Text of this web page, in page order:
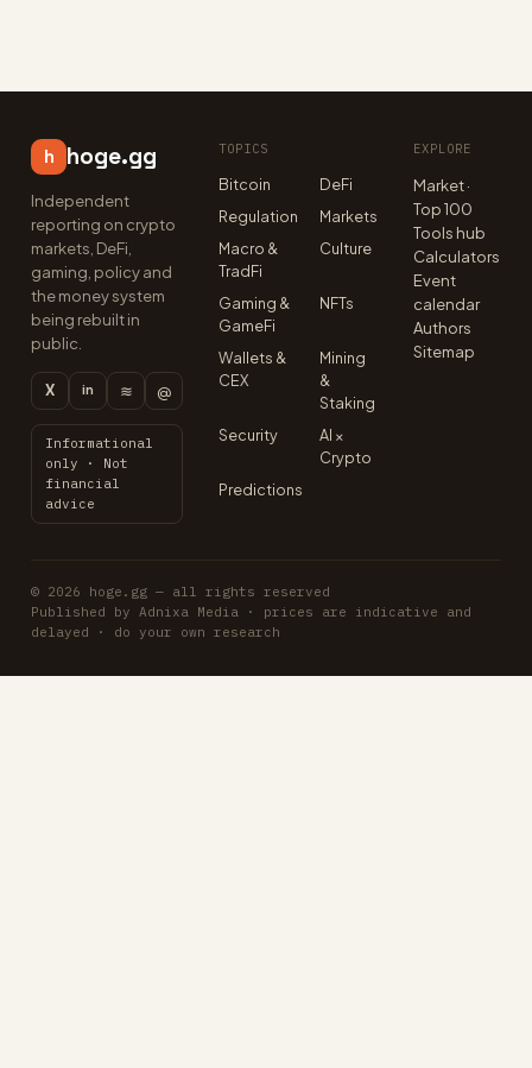
h hoge.gg
Independent
reporting on crypto
markets, DeFi,
gaming, policy and
the money system
being rebuilt in
public.
X in ≋ @
Informational
only · Not
financial
advice
TOPICS
Bitcoin
DeFi
Regulation
Markets
Macro &
TradFi
Culture
Gaming &
GameFi
NFTs
Wallets &
CEX
Mining
&
Staking
Security
AI ×
Crypto
Predictions
EXPLORE
Market ·
Top 100
Tools hub
Calculators
Event
calendar
Authors
Sitemap
© 2026 hoge.gg — all rights reserved
Published by Adnixa Media · prices are indicative and
delayed · do your own research